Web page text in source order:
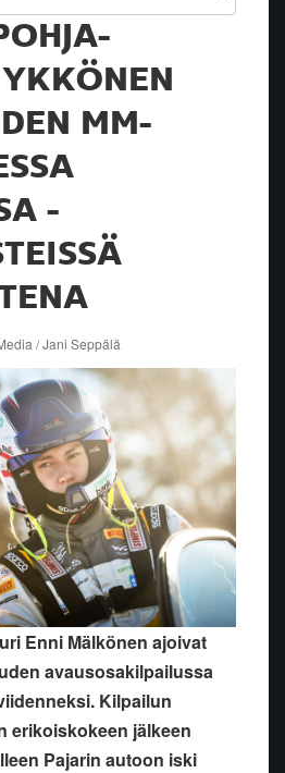
MM-
-
/ Jani Seppälä
Enni Mälkönen ajoivat
avausosakilpailussa
Kilpailun
erikoiskokeen jälkeen
Pajarin autoon iski